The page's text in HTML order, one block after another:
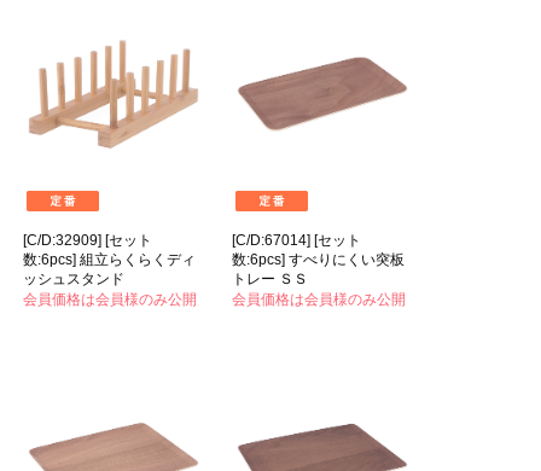
[C/D:32909] [セット
数:6pcs] 組立らくらくディ
ッシュスタンド
会員価格は会員様のみ公開
[C/D:67014] [セット
数:6pcs] すべりにくい突板
トレー ＳＳ
会員価格は会員様のみ公開